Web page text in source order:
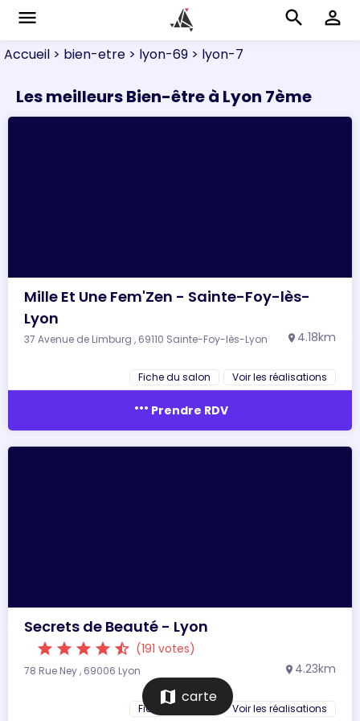
menu search perm_identity
Accueil > bien-etre > lyon-69 > lyon-7
Les meilleurs Bien-être à Lyon 7ème
Mille Et Une Fem'Zen - Sainte-Foy-lès-
Lyon
37 Avenue de Limburg , 69110 Sainte-Foy-lès-Lyon location_on 4.18km
Fiche du salon Voir les réalisations
more_horiz Prendre RDV
Secrets de Beauté - Lyon
star star star star star_half (191 votes)
78 Rue Ney , 69006 Lyon location_on 4.23km
Fiche du salon Voir les réalisations
map carte